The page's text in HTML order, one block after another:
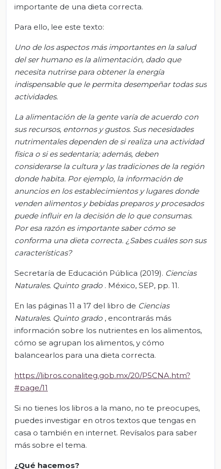
importante de una dieta correcta.
Para ello, lee este texto:
Uno de los aspectos más importantes en la salud
del ser humano es la alimentación, dado que
necesita nutrirse para obtener la energía
indispensable que le permita desempeñar todas sus
actividades.
La alimentación de la gente varía de acuerdo con
sus recursos, entornos y gustos. Sus necesidades
nutrimentales dependen de si realiza una actividad
física o si es sedentaria; además, deben
considerarse la cultura y las tradiciones de la región
donde habita. Por ejemplo, la información de
anuncios en los establecimientos y lugares donde
venden alimentos y bebidas preparos y procesados
puede influir en la decisión de lo que consumas.
Por esa razón es importante saber cómo se
conforma una dieta correcta. ¿Sabes cuáles son sus
características?
Secretaría de Educación Pública (2019). Ciencias
Naturales. Quinto grado . México, SEP, pp. 11.
En las páginas 11 a 17 del libro de Ciencias
Naturales. Quinto grado , encontrarás más
información sobre los nutrientes en los alimentos,
cómo se agrupan los alimentos, y cómo
balancearlos para una dieta correcta.
https://libros.conaliteg.gob.mx/20/P5CNA.htm?
#page/11
Si no tienes los libros a la mano, no te preocupes,
puedes investigar en otros textos que tengas en
casa o también en internet. Revísalos para saber
más sobre el tema.
¿Qué hacemos?